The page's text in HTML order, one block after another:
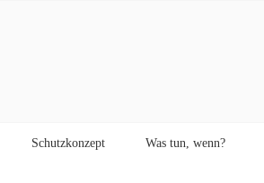
Schutzkonzept Was tun, wenn?